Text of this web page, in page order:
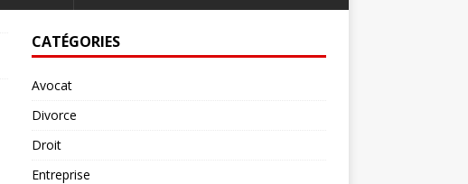
CATÉGORIES
Avocat
Divorce
Droit
Entreprise